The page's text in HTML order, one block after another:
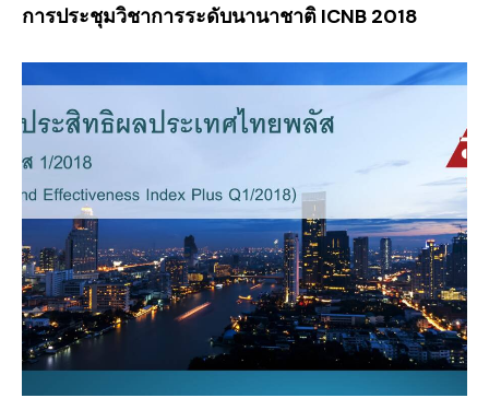
การประชุมวิชาการระดับนานาชาติ ICNB 2018